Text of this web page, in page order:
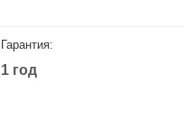
Гарантия:
1 год